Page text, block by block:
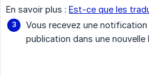
En savoir plus : Est-ce que les
Vous recevez une notification
publication dans une nouvelle